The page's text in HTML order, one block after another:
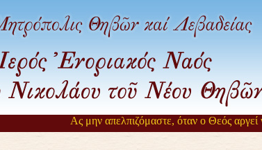
Ας μην απελπιζόμαστε, όταν ο Θεός αργεί